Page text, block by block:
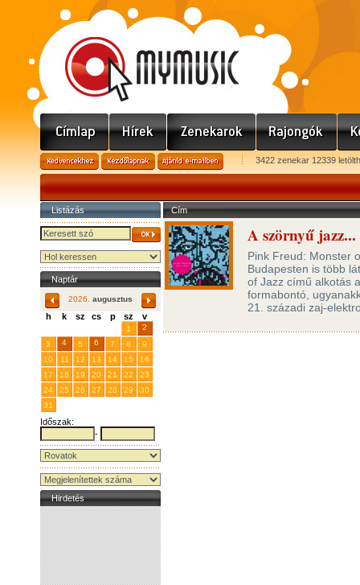
3422 zenekar 12339
Listázás
Naptár
2026. augusztus
h k sz cs p sz v
1
2
3
4 5 6 7 8
9
10
11 12 13 14 15
16
17
18 19 20 21 22
23
24
25 26 27 28 29
30
31
Időszak:
-
Hirdetés
Cím
A szörnyű
Pink Freud: Monster
Budapesten is több
of Jazz című alkotás
formabontó,
21. századi zaj-